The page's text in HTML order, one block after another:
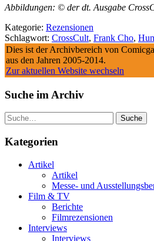
Abbildungen: © der dt. Ausgabe
Kategorie: Rezensionen
Schlagwort: CrossCult, Frank Cho,
Dies ist der Archivbereich von
aus den Jahren 2005-2014.
Zur aktuellen Website wechseln
Suche im Archiv
Suche
Kategorien
Artikel
Artikel
Messe- und
Film & TV
Berichte
Filmrezensionen
Interviews
Interviews